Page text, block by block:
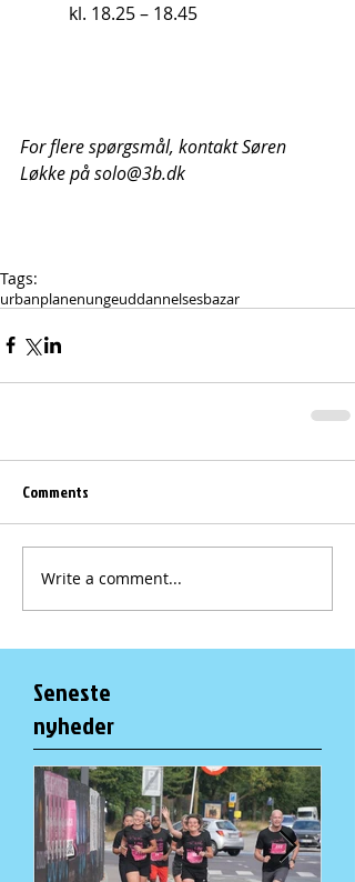
           kl. 18.25 – 18.45
For flere spørgsmål, kontakt Søren
Løkke på solo@3b.dk
Tags:
urbanplanenungeuddannelsesbazar
Comments
Write a comment...
Seneste
nyheder